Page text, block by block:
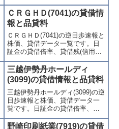
借残(信用買残、信用売残)、品貸
料(逆日歩)、東証の週末残高、規
制(注意喚起・申込停止)など、空
売り関連情報を集計し、図解で
わかりやすくまとめて掲載して
います。
ＣＲＧＨＤ(7041)の貸借情
報と品貸料
ＣＲＧＨＤ(7041)の逆日歩速報と
株価、貸借データ一覧です。日
証金の貸借倍率、貸借残(信用買
残、信用売残)、品貸料(逆日
歩)、東証の週末残高、規制(注意
喚起・申込停止)など、空売り関
連情報を集計し、図解でわかり
やすくまとめて掲載していま
す。
三越伊勢丹ホールディ
(3099)の貸借情報と品貸料
三越伊勢丹ホールディ(3099)の逆
日歩速報と株価、貸借データ一
覧です。日証金の貸借倍率、貸
借残(信用買残、信用売残)、品貸
料(逆日歩)、東証の週末残高、規
野崎印刷紙業(7919)の貸借